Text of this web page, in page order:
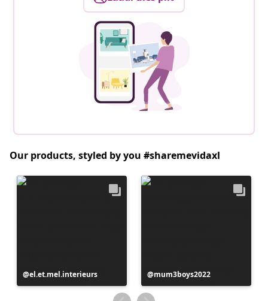
Our products, styled by you #sharemevidaxl
Postitus
avaldatud
el.et.mel.interieurs
Postitus
avaldatud
mum3boys2022